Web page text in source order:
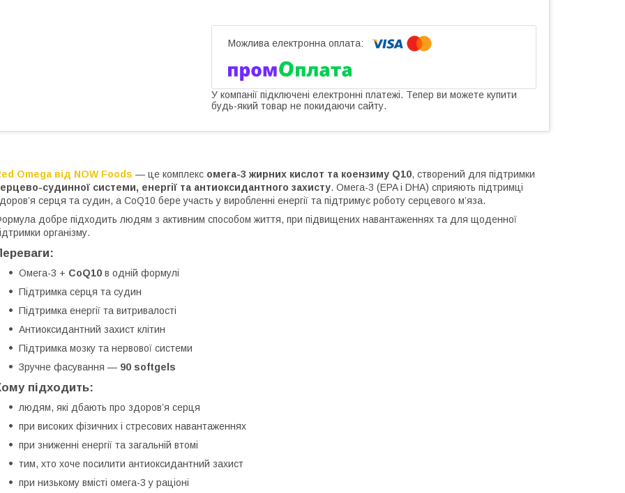
У компанії підключені електронні платежі. Тепер ви можете купити
будь-який товар не покидаючи сайту.
Omega від NOW Foods — це комплекс омега-3 жирних кислот та коензиму Q10, створений для підтримки
судинної системи, енергії та антиоксидантного захисту. Омега-3 (EPA і DHA) сприяють підтримці
серця та судин, а CoQ10 бере участь у виробленні енергії та підтримує роботу серцевого м’яза.
добре підходить людям з активним способом життя, при підвищених навантаженнях та для щоденної
організму.
Омега-3 + CoQ10 в одній формулі
Підтримка серця та судин
Підтримка енергії та витривалості
Антиоксидантний захист клітин
Підтримка мозку та нервової системи
Зручне фасування — 90 softgels
підходить:
людям, які дбають про здоров’я серця
при високих фізичних і стресових навантаженнях
при зниженні енергії та загальній втомі
тим, хто хоче посилити антиоксидантний захист
при низькому вмісті омега-3 у раціоні